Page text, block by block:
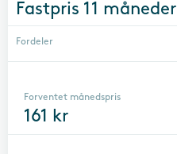
Fastpris 11 måneder
Fordeler
Forventet månedspris
161 kr